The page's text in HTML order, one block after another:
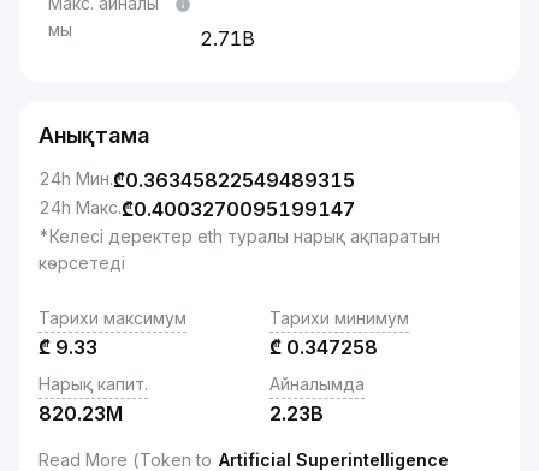
мы
2.71B
Анықтама
24h Мин.₾0.36345822549489315
24h Макс.₾0.4003270095199147
*Келесі деректер eth туралы нарық ақпаратын
көрсетеді
Тарихи максимум
₾ 9.33
Тарихи минимум
₾ 0.347258
Нарық капит.
820.23M
Айналымда
2.23B
Read More (Token to Artificial Superintelligence